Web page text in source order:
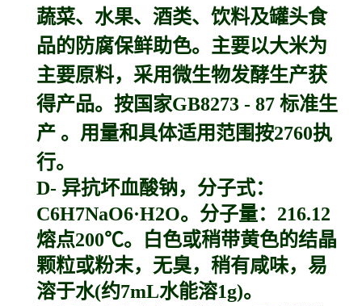
蔬菜、水果、酒类、饮料及罐头食
品的防腐保鲜助色。主要以大米为
主要原料，采用微生物发酵生产获
得产品。按国家GB8273 - 87 标准生
产 。用量和具体适用范围按2760执
行。
D- 异抗坏血酸钠，分子式：
C6H7NaO6·H2O。分子量：216.12
熔点200℃。白色或稍带黄色的结晶
颗粒或粉末，无臭，稍有咸味，易
溶于水(约7mL水能溶1g)。